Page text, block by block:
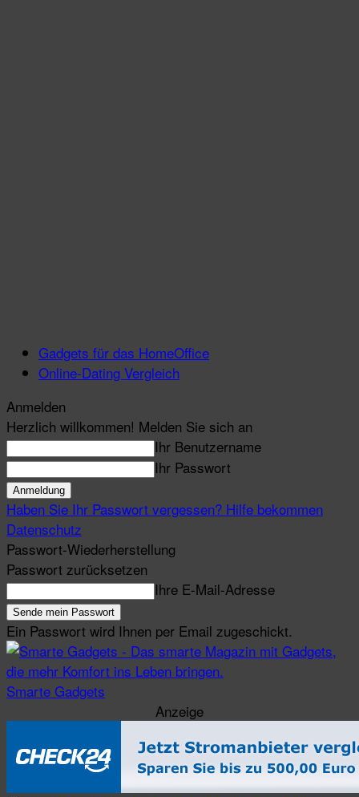
Gadgets für das HomeOffice
Online-Dating Vergleich
Anmelden
Herzlich willkommen! Melden Sie sich an
Ihr Benutzername
Ihr Passwort
Haben Sie Ihr Passwort vergessen? Hilfe bekommen
Datenschutz
Passwort-Wiederherstellung
Passwort zurücksetzen
Ihre E-Mail-Adresse
Ein Passwort wird Ihnen per Email zugeschickt.
Smarte Gadgets
Anzeige